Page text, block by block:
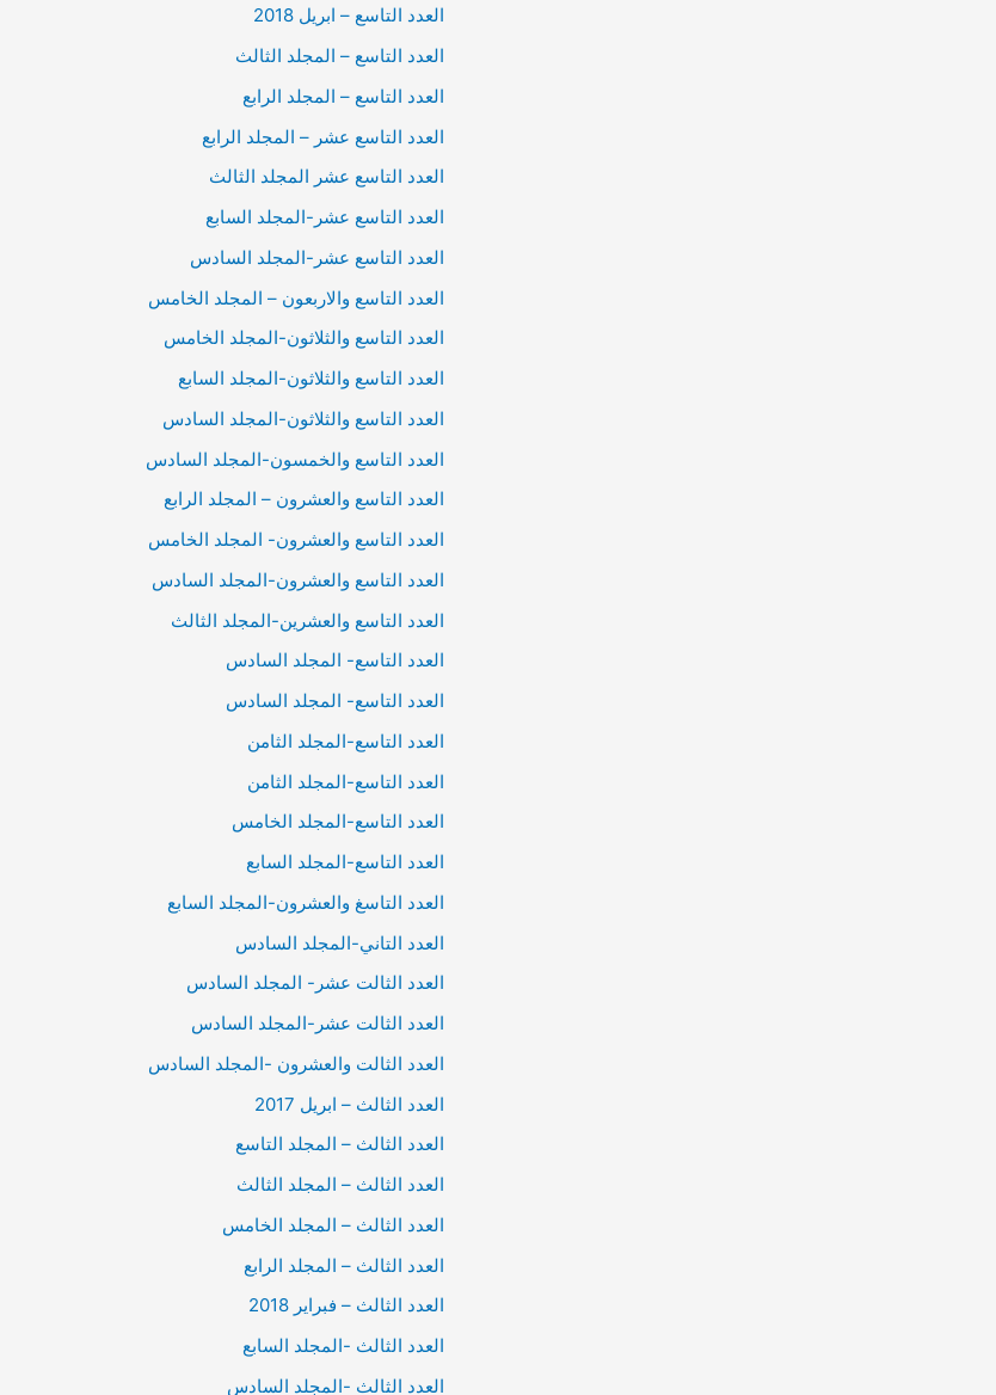
العدد التاسع – ابريل 2018
العدد التاسع – المجلد الثالث
العدد التاسع – المجلد الرابع
العدد التاسع عشر – المجلد الرابع
العدد التاسع عشر المجلد الثالث
العدد التاسع عشر-المجلد السابع
العدد التاسع عشر-المجلد السادس
العدد التاسع والاربعون – المجلد الخامس
العدد التاسع والثلاثون-المجلد الخامس
العدد التاسع والثلاثون-المجلد السابع
العدد التاسع والثلاثون-المجلد السادس
العدد التاسع والخمسون-المجلد السادس
العدد التاسع والعشرون – المجلد الرابع
العدد التاسع والعشرون- المجلد الخامس
العدد التاسع والعشرون-المجلد السادس
العدد التاسع والعشرين-المجلد الثالث
العدد التاسع- المجلد السادس
العدد التاسع- المجلد السادس
العدد التاسع-المجلد الثامن
العدد التاسع-المجلد الثامن
العدد التاسع-المجلد الخامس
العدد التاسع-المجلد السابع
العدد التاسغ والعشرون-المجلد السابع
العدد التاني-المجلد السادس
العدد الثالت عشر- المجلد السادس
العدد الثالت عشر-المجلد السادس
العدد الثالت والعشرون -المجلد السادس
العدد الثالث – ابريل 2017
العدد الثالث – المجلد التاسع
العدد الثالث – المجلد الثالث
العدد الثالث – المجلد الخامس
العدد الثالث – المجلد الرابع
العدد الثالث – فبراير 2018
العدد الثالث -المجلد السابع
العدد الثالث -المجلد السادس